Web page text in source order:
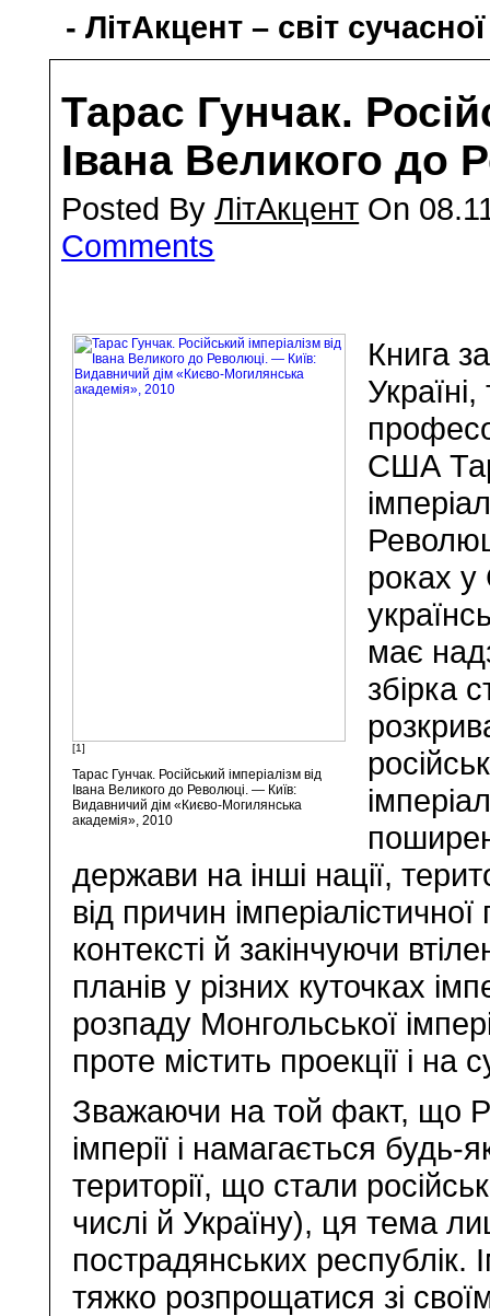
- ЛітАкцент – світ
Тарас Гунчак.
Івана Великого до
Posted ByЛітАкцент On
Comments
[1]
Тарас Гунчак. Російський імперіалізм від
Івана Великого до Революці. — Київ:
Видавничий дім «Києво-Могилянська
академія», 2010
Книга
США
роках у
має
збірка
держави на інші нації,
від причин
контексті й закінчуючи
планів у різних куточках
розпаду Монгольської
проте містить проекції і на
Зважаючи на той факт, що
імперії і намагається
території, що стали
числі й Україну), ця тема
пострадянських республік.
тяжко розпрощатися зі